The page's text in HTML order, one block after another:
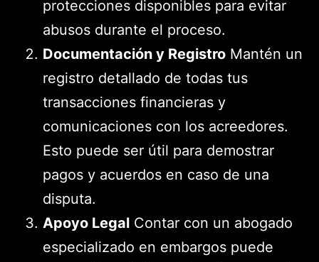
protecciones disponibles para evitar
abusos durante el proceso.
Documentación y Registro Mantén un
registro detallado de todas tus
transacciones financieras y
comunicaciones con los acreedores.
Esto puede ser útil para demostrar
pagos y acuerdos en caso de una
disputa.
Apoyo Legal Contar con un abogado
especializado en embargos puede